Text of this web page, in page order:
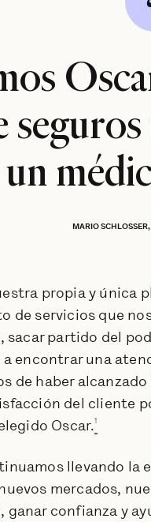
MARIO
propia y única
de servicios que
partido del
encontrar una
de haber
del cliente
Oscar.1
llevando la
mercados,
ganar confianza y